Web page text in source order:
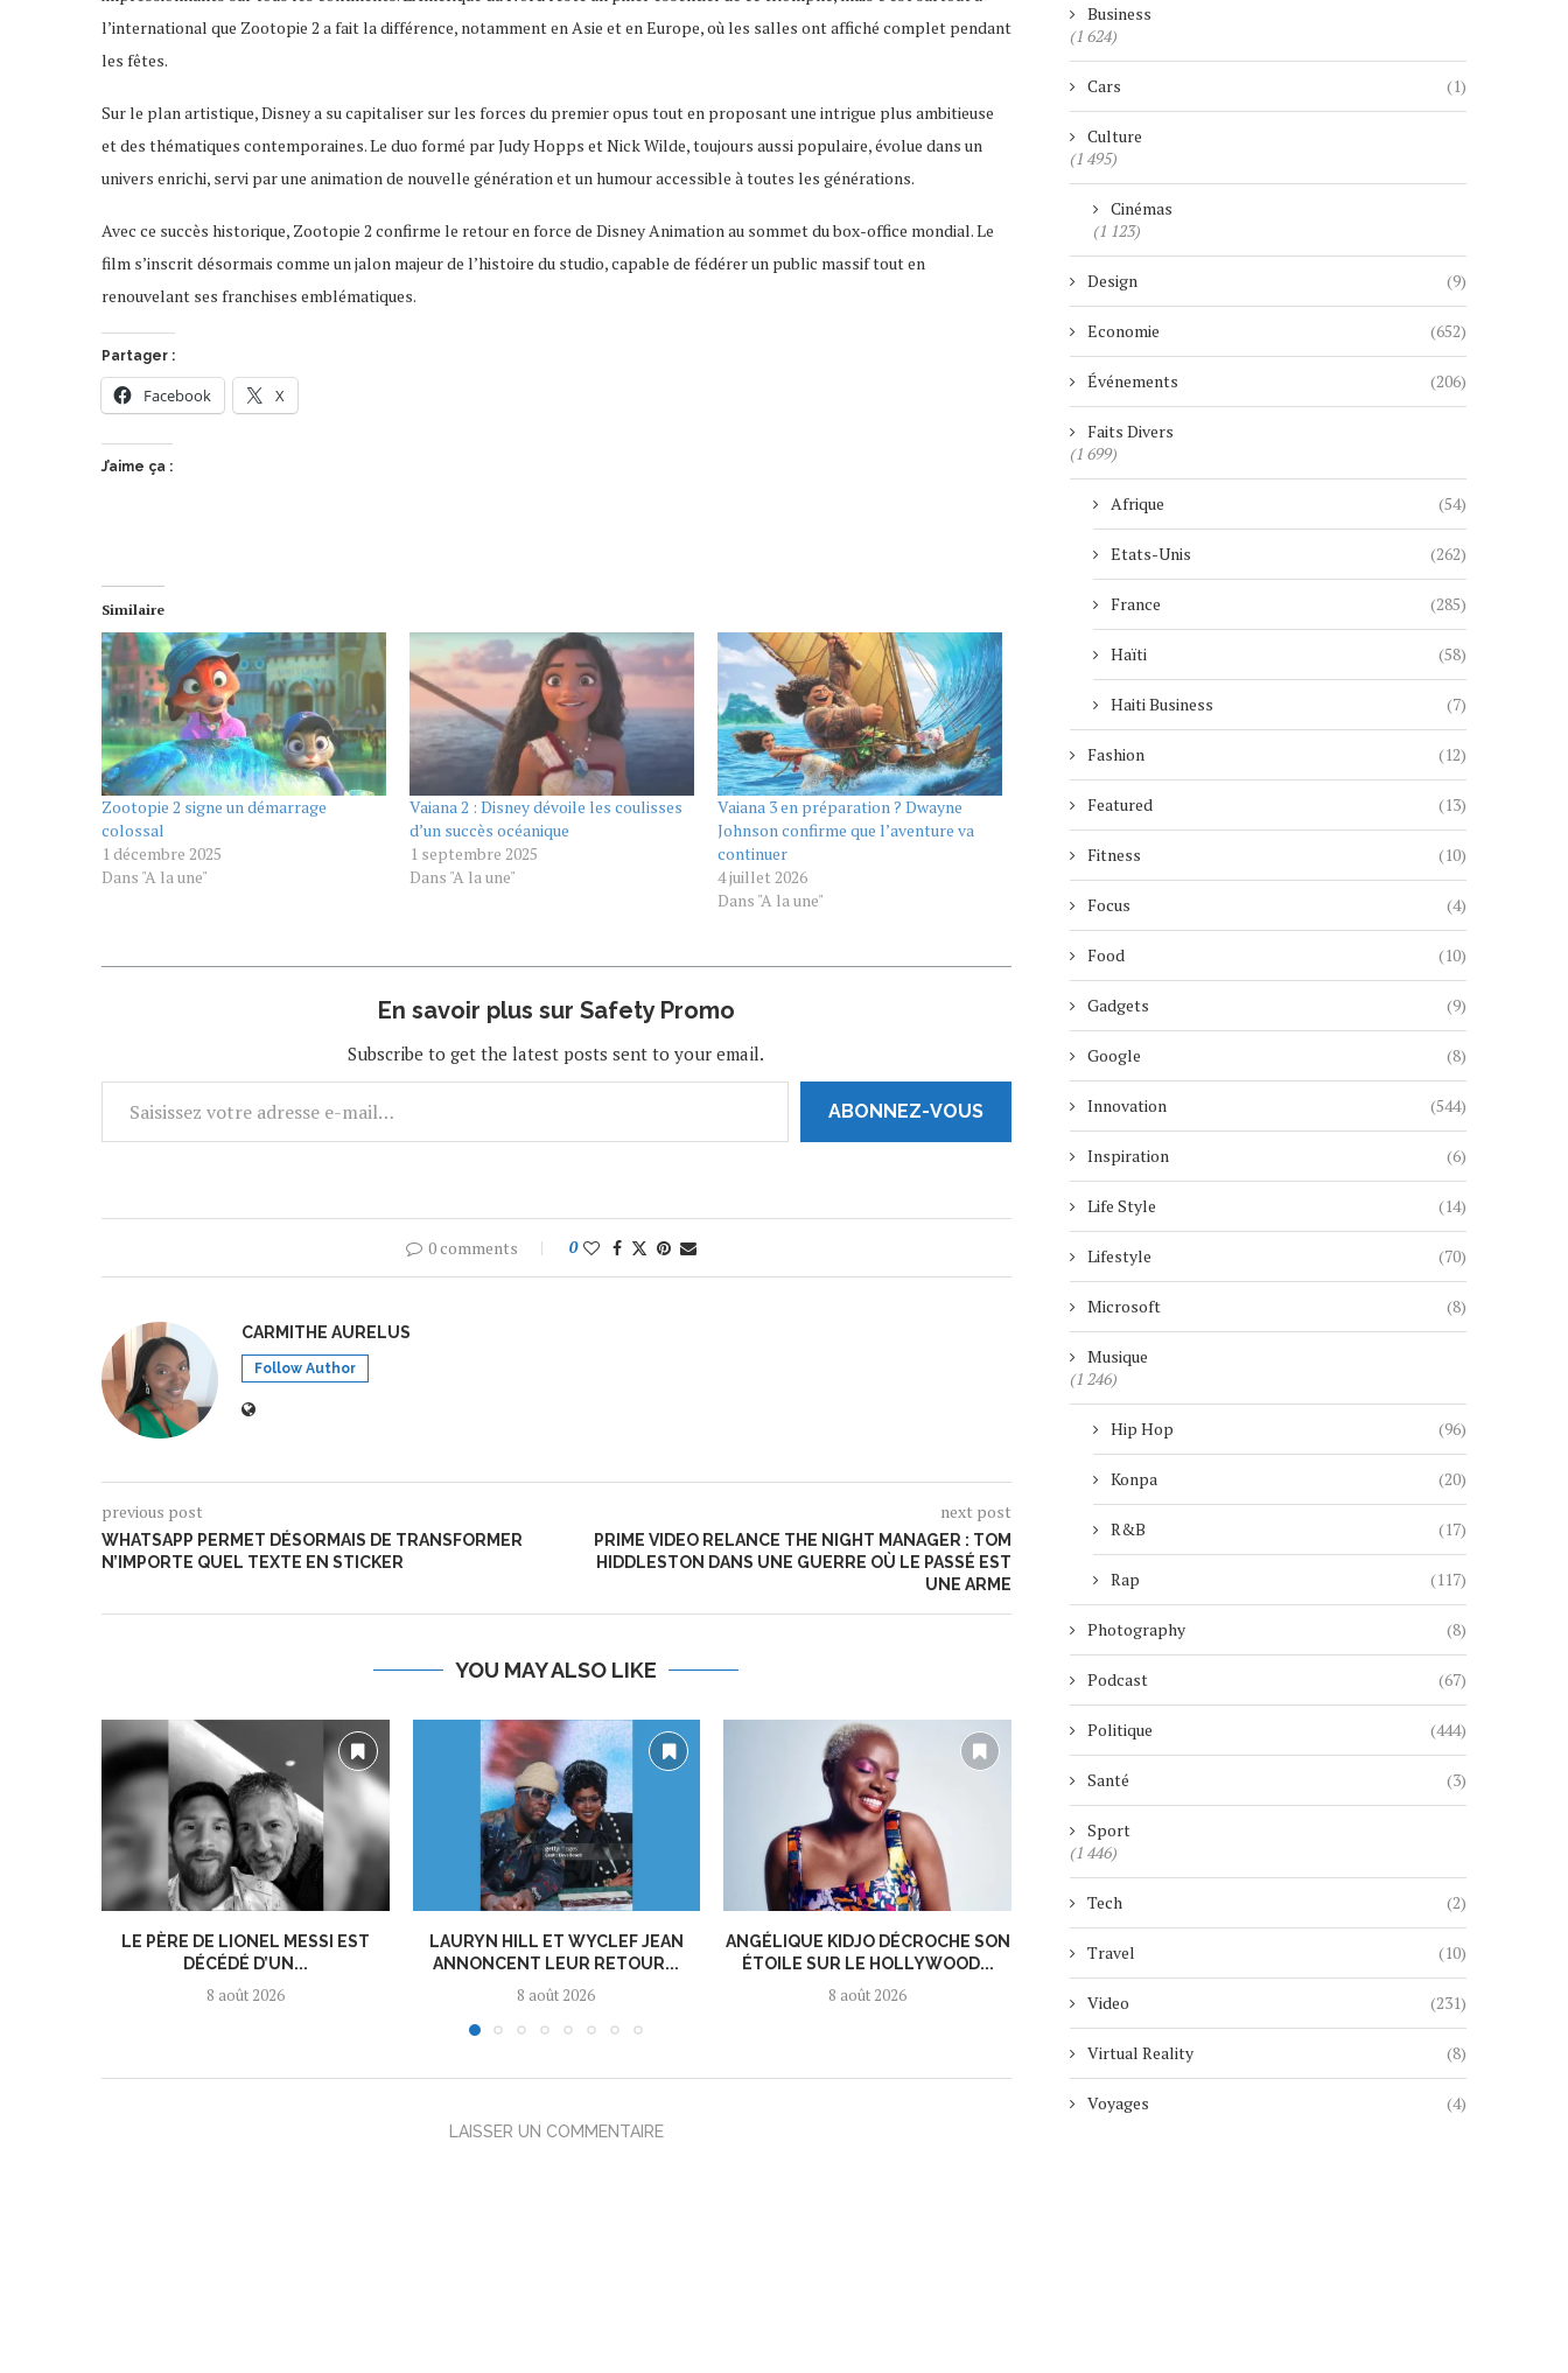
l’international que Zootopie 2 a fait la différence, notamment en Asie et en Europe, où les salles ont affiché complet pendant
les fêtes.
Sur le plan artistique, Disney a su capitaliser sur les forces du premier opus tout en proposant une intrigue plus ambitieuse
et des thématiques contemporaines. Le duo formé par Judy Hopps et Nick Wilde, toujours aussi populaire, évolue dans un
univers enrichi, servi par une animation de nouvelle génération et un humour accessible à toutes les générations.
Avec ce succès historique, Zootopie 2 confirme le retour en force de Disney Animation au sommet du box-office mondial. Le
film s’inscrit désormais comme un jalon majeur de l’histoire du studio, capable de fédérer un public massif tout en
renouvelant ses franchises emblématiques.
Partager :
Facebook X
J’aime ça :
Similaire
Zootopie 2 signe un démarrage
colossal
1 décembre 2025
Dans "A la une"
Vaiana 2 : Disney dévoile les coulisses
d’un succès océanique
1 septembre 2025
Dans "A la une"
Vaiana 3 en préparation ? Dwayne
Johnson confirme que l’aventure va
continuer
4 juillet 2026
Dans "A la une"
En savoir plus sur Safety Promo
Subscribe to get the latest posts sent to your email.
ABONNEZ-VOUS
0 comments 0
CARMITHE AURELUS
Follow Author
previous post
WHATSAPP PERMET DÉSORMAIS DE TRANSFORMER
N’IMPORTE QUEL TEXTE EN STICKER
next post
PRIME VIDEO RELANCE THE NIGHT MANAGER : TOM
HIDDLESTON DANS UNE GUERRE OÙ LE PASSÉ EST
UNE ARME
YOU MAY ALSO LIKE
LE PÈRE DE LIONEL MESSI EST
DÉCÉDÉ D’UN...
8 août 2026
LAURYN HILL ET WYCLEF JEAN
ANNONCENT LEUR RETOUR...
8 août 2026
ANGÉLIQUE KIDJO DÉCROCHE SON
ÉTOILE SUR LE HOLLYWOOD...
8 août 2026
D’E-MAILS DEPUIS...
ONT OFFICIALISÉ...
7 août 2026
LAISSER UN COMMENTAIRE
Business
(1 624)
Cars (1)
Culture
(1 495)
Cinémas
(1 123)
Design (9)
Economie (652)
Événements (206)
Faits Divers
(1 699)
Afrique (54)
Etats-Unis (262)
France (285)
Haïti (58)
Haiti Business (7)
Fashion (12)
Featured (13)
Fitness (10)
Focus (4)
Food (10)
Gadgets (9)
Google (8)
Innovation (544)
Inspiration (6)
Life Style (14)
Lifestyle (70)
Microsoft (8)
Musique
(1 246)
Hip Hop (96)
Konpa (20)
R&B (17)
Rap (117)
Photography (8)
Podcast (67)
Politique (444)
Santé (3)
Sport
(1 446)
Tech (2)
Travel (10)
Video (231)
Virtual Reality (8)
Voyages (4)